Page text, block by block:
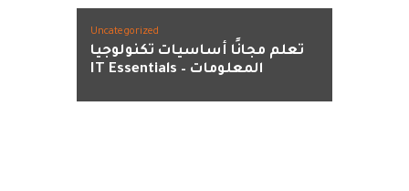
Uncategorized
تعلم مجانًا أساسيات تكنولوجيا
المعلومات – IT Essentials